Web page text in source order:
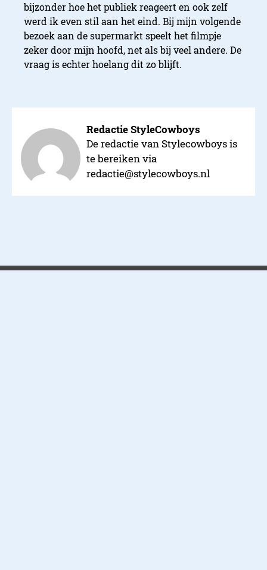
bijzonder hoe het publiek reageert en ook zelf
werd ik even stil aan het eind. Bij mijn volgende
bezoek aan de supermarkt speelt het filmpje
zeker door mijn hoofd, net als bij veel andere. De
vraag is echter hoelang dit zo blijft.
Redactie StyleCowboys
De redactie van Stylecowboys is
te bereiken via
redactie@stylecowboys.nl